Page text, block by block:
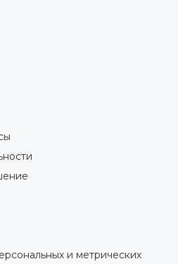
и метрических